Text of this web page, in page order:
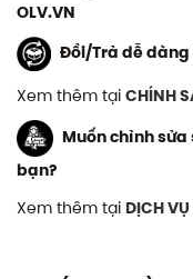
OLV.VN
Đổi/Trả dễ dàng
Xem thêm tại CHÍNH
Muốn chỉnh
bạn?
Xem thêm tại DỊCH